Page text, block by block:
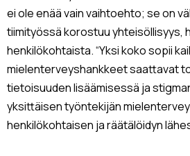
ei ole enää vain vaihtoehto; se on
tiimityössä korostuu yhteisöllisyys,
henkilökohtaista. “Yksi koko sopii
mielenterveyshankkeet saattavat
tietoisuuden lisäämisessä ja
yksittäisen työntekijän
henkilökohtaisen ja räätälöidyn